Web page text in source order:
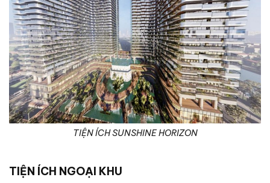
TIỆN ÍCH SUNSHINE HORIZON
TIỆN ÍCH NGOẠI KHU